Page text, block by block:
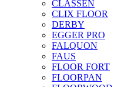
CLASSEN
CLIX FLOOR
DERBY
EGGER PRO
FALQUON
FAUS
FLOOR FORT
FLOORPAN